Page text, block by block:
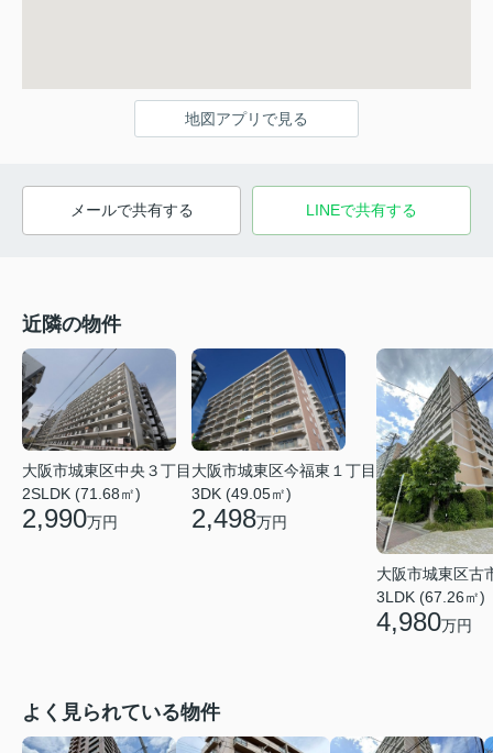
地図アプリで見る
メールで共有する LINEで共有する
近隣の物件
大阪市城東区中央３丁目
2SLDK (71.68㎡)
2,990万円
大阪市城東区今福東１丁目
3DK (49.05㎡)
2,498万円
大阪市城東区古
3LDK (67.26㎡)
4,980万円
よく見られている物件